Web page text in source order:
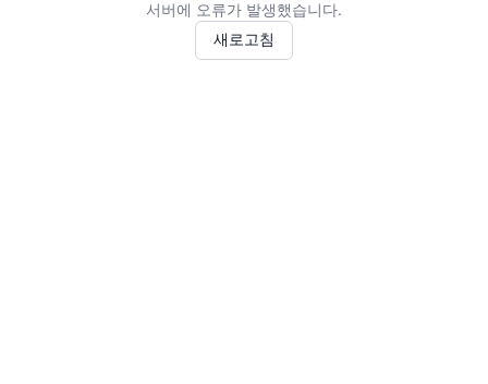
서버에 오류가 발생했습니다.
새로고침